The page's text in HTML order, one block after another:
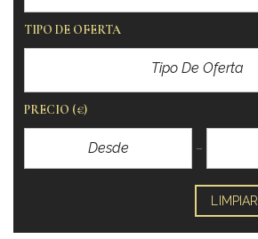
TIPO DE OFERTA
Tipo De Oferta
PRECIO (€)
LIMPIAR